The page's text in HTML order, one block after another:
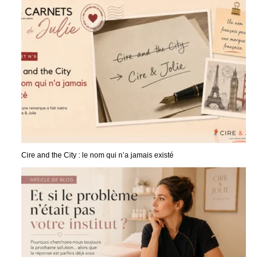
Cire and the City : le nom qui n’a jamais existé